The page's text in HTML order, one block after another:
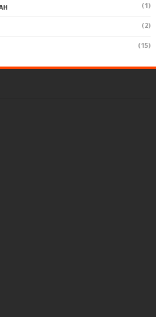
(1)
(2)
(15)